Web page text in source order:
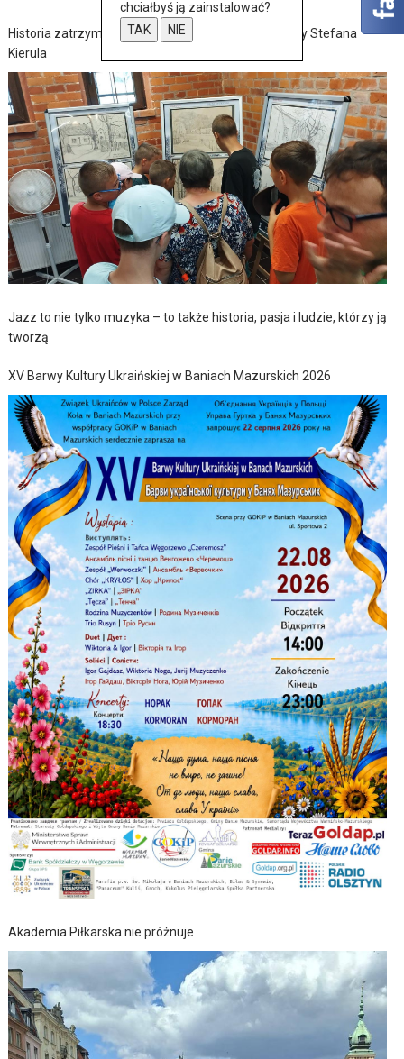
Historia zatrzymana w szkicach – wernisaż wystawy Stefana
Kierula
Jazz to nie tylko muzyka – to także historia, pasja i ludzie, którzy ją
tworzą
XV Barwy Kultury Ukraińskiej w Baniach Mazurskich 2026
Akademia Piłkarska nie próżnuje
chciałbyś ją zainstalować?
TAK
NIE